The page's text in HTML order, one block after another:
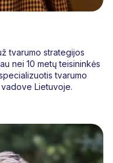
tvarumo strategijos
nei 10 metų teisininkės
tvarumo
Lietuvoje.